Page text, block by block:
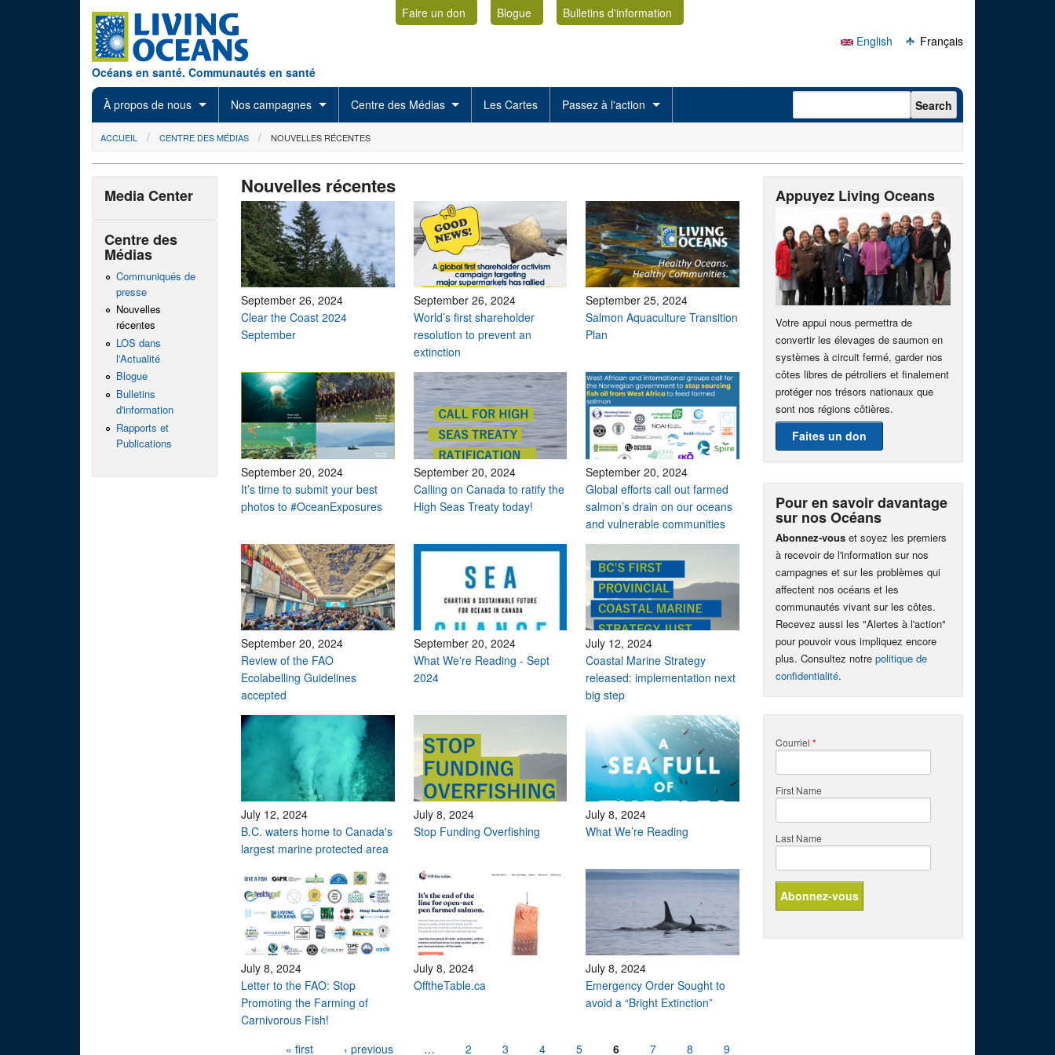
Océans en santé. Communautés en santé
Faire un don Blogue
Bulletins d'information
English
Français
À propos de nous Nos campagnes Centre des Médias Les Cartes Passez à l'action Search form Search
You are here
ACCUEIL CENTRE DES MÉDIAS NOUVELLES RÉCENTES
Nouvelles récentes
September 26, 2024
Clear the Coast 2024
September
September 26, 2024
World’s first shareholder
resolution to prevent an
extinction
September 25, 2024
Salmon Aquaculture Transition
Plan
September 20, 2024
It’s time to submit your best
photos to #OceanExposures
September 20, 2024
Calling on Canada to ratify the
High Seas Treaty today!
September 20, 2024
Global efforts call out farmed
salmon’s drain on our oceans
and vulnerable communities
September 20, 2024
Review of the FAO
Ecolabelling Guidelines
accepted
September 20, 2024
What We're Reading - Sept
2024
July 12, 2024
Coastal Marine Strategy
released: implementation next
big step
July 12, 2024
B.C. waters home to Canada's
largest marine protected area
July 8, 2024
Stop Funding Overfishing
July 8, 2024
What We’re Reading
July 8, 2024
Letter to the FAO: Stop
Promoting the Farming of
Carnivorous Fish!
July 8, 2024
OfftheTable.ca
July 8, 2024
Emergency Order Sought to
avoid a “Bright Extinction”
« first ‹ previous … 2 3 4 5 6 7 8 9
Media Center
Centre des
Médias
Communiqués de
presse
Nouvelles
récentes
LOS dans
l'Actualité
Blogue
Bulletins
d'information
Rapports et
Publications
Appuyez Living Oceans
Votre appui nous permettra de
convertir les élevages de saumon en
systèmes à circuit fermé, garder nos
côtes libres de pétroliers et finalement
protéger nos trésors nationaux que
sont nos régions côtières.
Faites un don
Pour en savoir davantage
sur nos Océans
Abonnez-vous et soyez les premiers
à recevoir de l'information sur nos
campagnes et sur les problèmes qui
affectent nos océans et les
communautés vivant sur les côtes.
Recevez aussi les "Alertes à l'action"
pour pouvoir vous impliquez encore
plus. Consultez notre politique de
confidentialité.
Courriel *
First Name
Last Name